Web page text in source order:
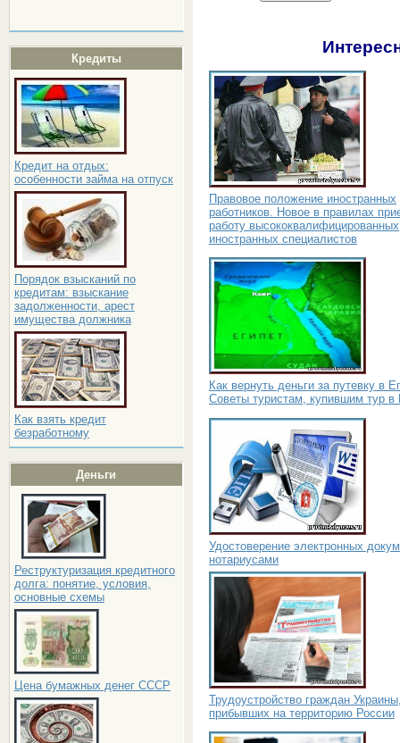
Кредиты
Кредит на отдых:
особенности займа на отпуск
Порядок взысканий по
кредитам: взыскание
задолженности, арест
имущества должника
Как взять кредит
безработному
Деньги
Реструктуризация кредитного
долга: понятие, условия,
основные схемы
Цена бумажных денег СССР
Правовое положение иностранных
работников. Новое в правилах
работу высококвалифицированных
иностранных специалистов
Как вернуть деньги за путевку в
Советы туристам, купившим тур в
Удостоверение электронных
нотариусами
Трудоустройство граждан
прибывших на территорию России